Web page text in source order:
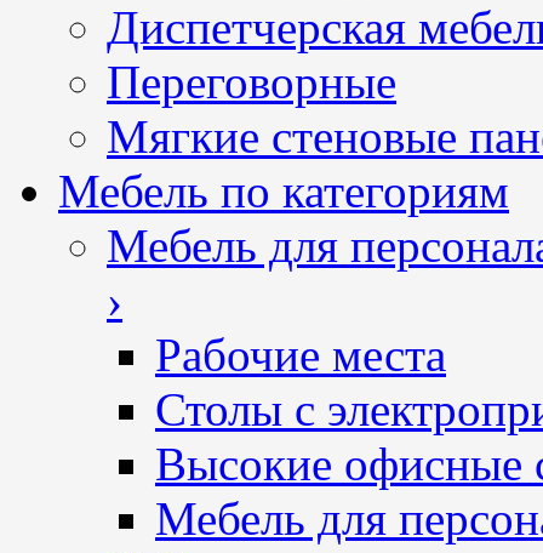
Диспетчерская
Переговорные
Мягкие стеновые
Мебель по категориям
Мебель для
›
Рабочие места
Столы с
Высокие офисные
Мебель для